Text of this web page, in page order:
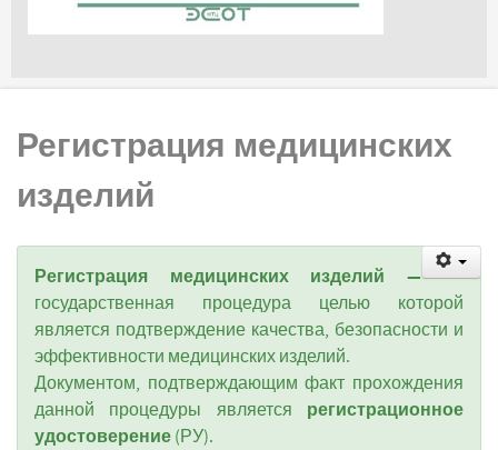
Регистрация медицинских
изделий
Регистрация медицинских изделий —
государственная процедура целью которой
является подтверждение качества, безопасности и
эффективности медицинских изделий.
Документом, подтверждающим факт прохождения
данной процедуры является регистрационное
удостоверение (РУ).